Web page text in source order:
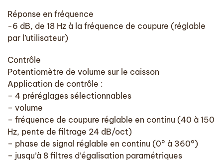
Réponse en fréquence
-6 dB, de 18 Hz à la fréquence de coupure (réglable
par l’utilisateur)
Contrôle
Potentiomètre de volume sur le caisson
Application de contrôle :
– 4 préréglages sélectionnables
– volume
– fréquence de coupure réglable en continu (40 à 150
Hz, pente de filtrage 24 dB/oct)
– phase de signal réglable en continu (0° à 360°)
– jusqu’à 8 filtres d’égalisation paramétriques